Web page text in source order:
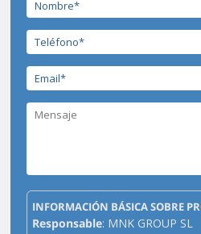
INFORMACIÓN BÁSICA SOBRE
Responsable: MNK GROUP SL